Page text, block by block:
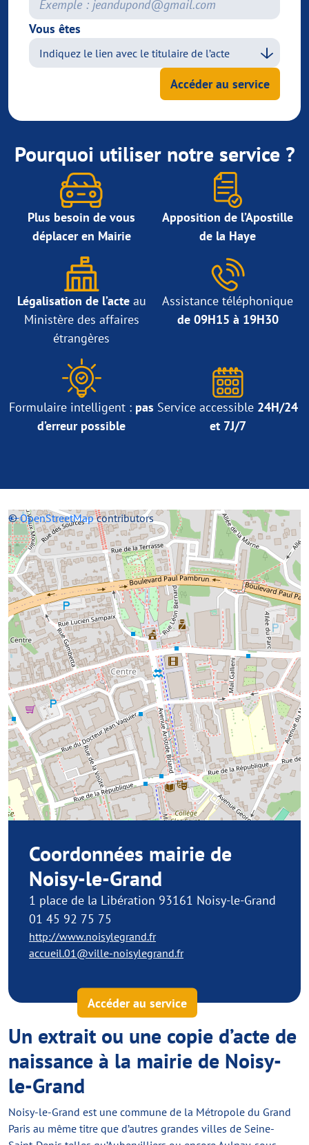
Vous êtes
Accéder au service
Pourquoi utiliser notre service ?
Plus besoin de vous
déplacer en Mairie
Apposition de l’Apostille
de la Haye
Légalisation de l’acteau
Ministère des affaires
étrangères
Assistance téléphonique
de 09H15 à 19H30
Formulaire intelligent : pas
d’erreur possible
Service accessible 24H/24
et 7J/7
+−
©OpenStreetMapcontributors
Coordonnées mairie de
Noisy-le-Grand
1 place de la Libération 93161 Noisy-le-Grand
01 45 92 75 75
http://www.noisylegrand.fr
accueil.01@ville-noisylegrand.fr
Accéder au service
Un extrait ou une copie d’acte de
naissance à la mairie de Noisy-
le-Grand
Noisy-le-Grand est une commune de la Métropole du Grand
Paris au même titre que d’autres grandes villes de Seine-